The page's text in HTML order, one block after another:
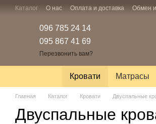
Перейти к основному контенту
Каталог О нас Оплата и доставка Обмен
096 785 24 14
095 867 41 69
Перезвонить вам?
Кровати Матрасы
Главная Каталог Кровати Двуспальные
Двуспальные